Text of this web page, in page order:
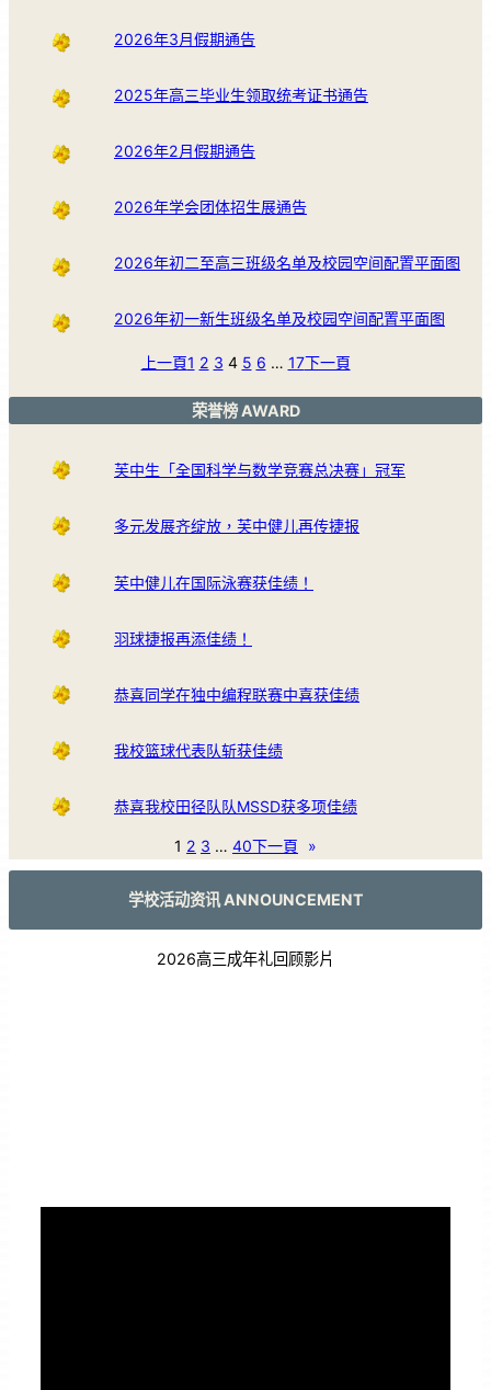
2026年3月假期通告
2025年高三毕业生领取统考证书通告
2026年2月假期通告
2026年学会团体招生展通告
2026年初二至高三班级名单及校园空间配置平面图
2026年初一新生班级名单及校园空间配置平面图
上一頁1 2 3 4 5 6 … 17下一頁
荣誉榜 AWARD
芙中生「全国科学与数学竞赛总决赛」冠军
多元发展齐绽放，芙中健儿再传捷报
芙中健儿在国际泳赛获佳绩！
羽球捷报再添佳绩！
恭喜同学在独中编程联赛中喜获佳绩
我校篮球代表队斩获佳绩
恭喜我校田径队队MSSD获多项佳绩
1 2 3 … 40下一頁 »
学校活动资讯 ANNOUNCEMENT
2026高三成年礼回顾影片